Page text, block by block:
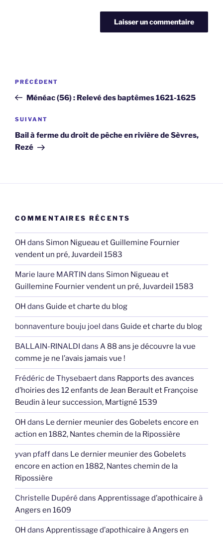
Navigation
l’article
Article
précédent
PRÉCÉDENT
Ménéac (56) : Relevé des baptêmes 1621-1625
Article
suivant
SUIVANT
Bail à ferme du droit de pêche en rivière de Sèvres,
Rezé
COMMENTAIRES RÉCENTS
OH dans Simon Nigueau et Guillemine Fournier
vendent un pré, Juvardeil 1583
Marie laure MARTIN dans Simon Nigueau et
Guillemine Fournier vendent un pré, Juvardeil 1583
OH dans Guide et charte du blog
bonnaventure bouju joel dans Guide et charte du blog
BALLAIN-RINALDI dans A 88 ans je découvre la vue
comme je ne l’avais jamais vue !
Frédéric de Thysebaertdans Rapports des avances
d’hoiries des 12 enfants de Jean Berault et Françoise
Beudin à leur succession, Martigné 1539
OH dans Le dernier meunier des Gobelets encore en
action en 1882, Nantes chemin de la Ripossière
yvan pfaffdans Le dernier meunier des Gobelets
encore en action en 1882, Nantes chemin de la
Ripossière
Christelle Dupéré dans Apprentissage d’apothicaire à
Angers en 1609
OH dans Apprentissage d’apothicaire à Angers en